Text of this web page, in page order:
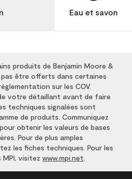
Eau et savon
produits de Benjamin Moore &
être offerts dans certaines
sur les COV.
votre détaillant avant de faire
techniques signalées sont
de produits. Communiquez
pour obtenir les valeurs de bases
Pour de plus amples
les fiches techniques. Pour les
visitez www.mpi.net